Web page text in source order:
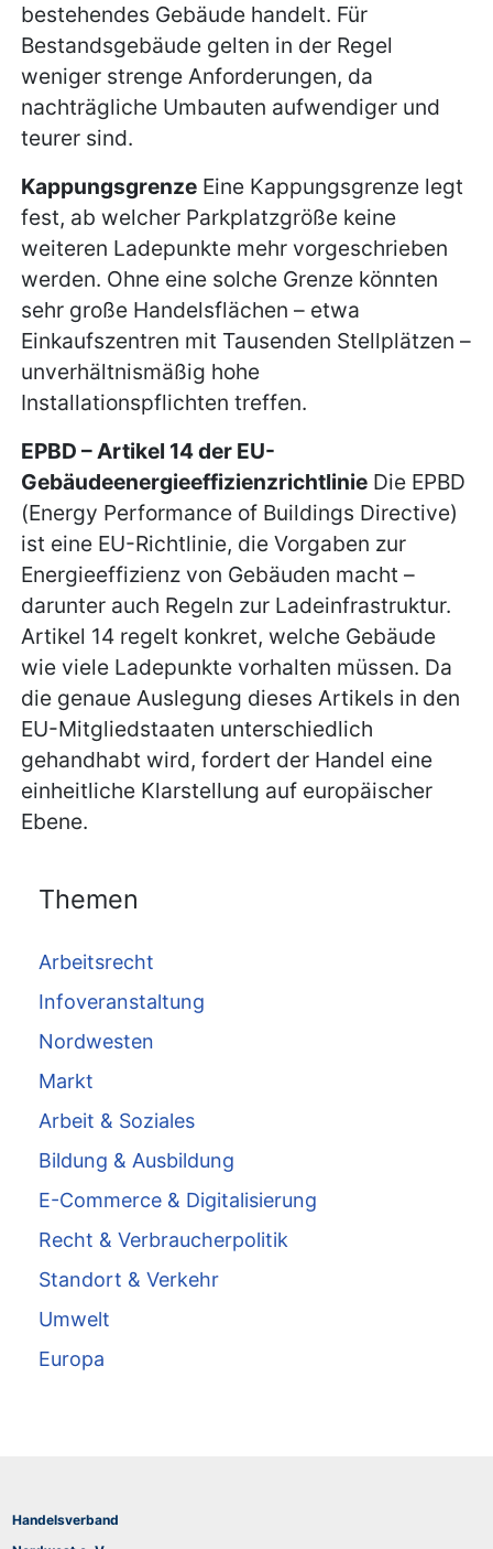
bestehendes Gebäude handelt. Für
Bestandsgebäude gelten in der Regel
weniger strenge Anforderungen, da
nachträgliche Umbauten aufwendiger und
teurer sind.
Kappungsgrenze Eine Kappungsgrenze legt
fest, ab welcher Parkplatzgröße keine
weiteren Ladepunkte mehr vorgeschrieben
werden. Ohne eine solche Grenze könnten
sehr große Handelsflächen – etwa
Einkaufszentren mit Tausenden Stellplätzen –
unverhältnismäßig hohe
Installationspflichten treffen.
EPBD – Artikel 14 der EU-
Gebäudeenergieeffizienzrichtlinie Die EPBD
(Energy Performance of Buildings Directive)
ist eine EU-Richtlinie, die Vorgaben zur
Energieeffizienz von Gebäuden macht –
darunter auch Regeln zur Ladeinfrastruktur.
Artikel 14 regelt konkret, welche Gebäude
wie viele Ladepunkte vorhalten müssen. Da
die genaue Auslegung dieses Artikels in den
EU-Mitgliedstaaten unterschiedlich
gehandhabt wird, fordert der Handel eine
einheitliche Klarstellung auf europäischer
Ebene.
Themen
Arbeitsrecht
Infoveranstaltung
Nordwesten
Markt
Arbeit & Soziales
Bildung & Ausbildung
E-Commerce & Digitalisierung
Recht & Verbraucherpolitik
Standort & Verkehr
Umwelt
Europa
Handelsverband